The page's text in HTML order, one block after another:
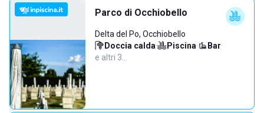
Parco di Occhiobello
Delta del Po, Occhiobello
Doccia calda· Piscina· Bar·
e altri 3…